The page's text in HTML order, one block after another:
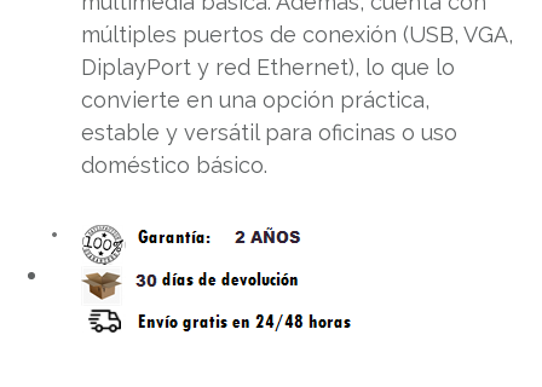
múltiples puertos de conexión (USB, VGA,
DiplayPort y red Ethernet), lo que lo
convierte en una opción práctica,
estable y versátil para oficinas o uso
doméstico básico.